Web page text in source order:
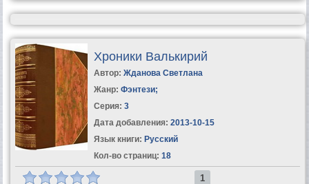
Хроники Валькирий
Автор: Жданова Светлана
Жанр: Фэнтези;
Серия: 3
Дата добавления: 2013-10-15
Язык книги: Русский
Кол-во страниц: 18
1